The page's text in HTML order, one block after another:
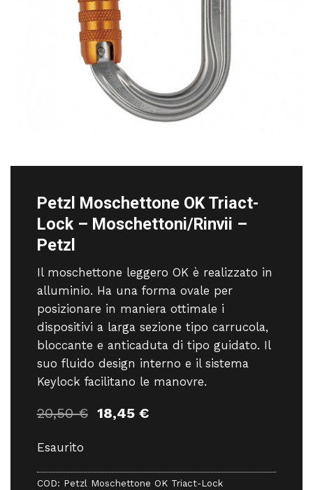
Petzl Moschettone OK Triact-
Lock – Moschettoni/Rinvii –
Petzl
Il moschettone leggero OK è realizzato in
alluminio. Ha una forma ovale per
posizionare in maniera ottimale i
dispositivi a larga sezione tipo carrucola,
bloccante e anticaduta di tipo guidato. Il
suo fluido design interno e il sistema
Keylock facilitano le manovre.
20,50€ Il
20,50 €.
18,45 €Il
18,45 €.
Esaurito
COD: Petzl Moschettone OK Triact-Lock